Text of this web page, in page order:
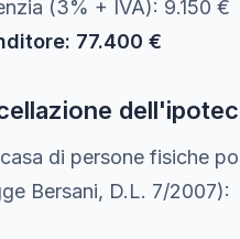
(3% + IVA): 9.150 €
77.400 €
di persone fisiche
Bersani, D.L. 7/2007):